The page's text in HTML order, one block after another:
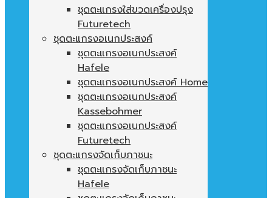
ไม่มีสินค้าในตะกร้า
ชุดตะแกรงใส่ขวดเครื่องปรุง
Futuretech
ชุดตะแกรงอเนกประสงค์
ชุดตะแกรงอเนกประสงค์
Hafele
ชุดตะแกรงอเนกประสงค์ Home
ชุดตะแกรงอเนกประสงค์
Kassebohmer
ชุดตะแกรงอเนกประสงค์
Futuretech
ชุดตะแกรงจัดเก็บภาชนะ
ชุดตะแกรงจัดเก็บภาชนะ
Hafele